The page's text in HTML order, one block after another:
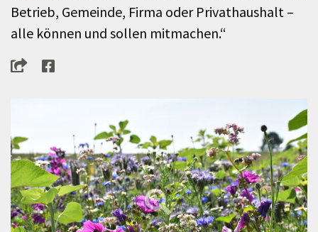
Betrieb, Gemeinde, Firma oder Privathaushalt –
alle können und sollen mitmachen.“